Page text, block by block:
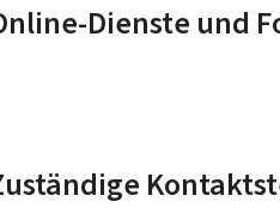
Dienste und